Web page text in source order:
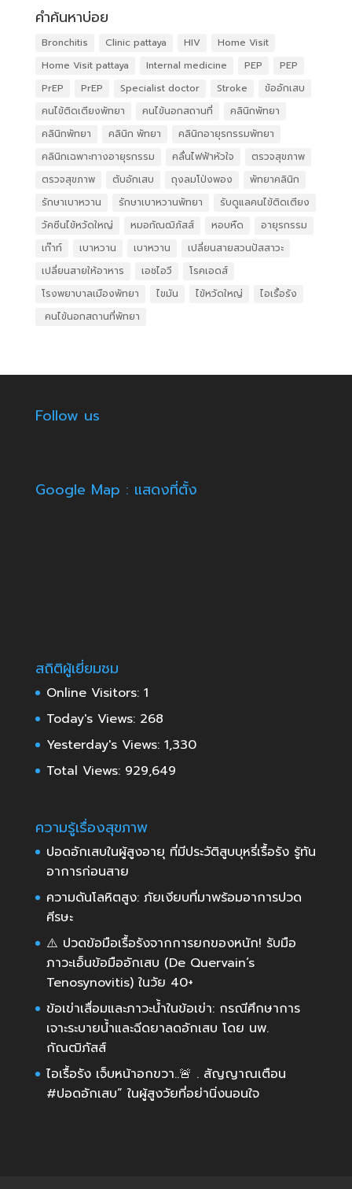
คำค้นหาบ่อย
Bronchitis Clinic pattaya HIV
Home Visit
Home Visit pattaya
Internal medicine PEP
PEP
PrEP
PrEP Specialist doctor Stroke
ข้ออักเสบ
คนไข้ติดเตียงพัทยา
คนไข้นอกสถานที่
คลินิกพัทยา
คลินิกพัทยา
คลินิก พัทยา
คลินิกอายุรกรรมพัทยา
คลินิกเฉพาะทางอายุรกรรม
คลื่นไฟฟ้าหัวใจ
ตรวจสุขภาพ
ตรวจสุขภาพ
ตับอักเสบ ถุงลมโป่งพอง
พัทยาคลินิก
รักษาเบาหวาน
รักษาเบาหวานพัทยา
รับดูแลคนไข้ติดเตียง
วัคซีนไข้หวัดใหญ่
หมอกัณฒิภัสส์ หอบหืด
อายุรกรรม
เก๊าท์
เบาหวาน เบาหวาน
เปลี่ยนสายสวนปัสสาวะ
เปลี่ยนสายให้อาหาร
เอชไอวี
โรคเอดส์
โรงพยาบาลเมืองพัทยา
ไขมัน ไข้หวัดใหญ่
ไอเรื้อรัง
​ คนไข้นอกสถานที่พัทยา
Follow us
Google Map : แสดงที่ตั้ง
สถิติผู้เยี่ยมชม
Online Visitors: 1
Today's Views: 268
Yesterday's Views: 1,330
Total Views: 929,649
ความรู้เรื่องสุขภาพ
ปอดอักเสบในผู้สูงอายุ ที่มีประวัติสูบบุหรี่เรื้อรัง รู้ทัน
อาการก่อนสาย
ความดันโลหิตสูง: ภัยเงียบที่มาพร้อมอาการปวด
ศีรษะ
⚠️ ปวดข้อมือเรื้อรังจากการยกของหนัก! รับมือ
ภาวะเอ็นข้อมืออักเสบ (De Quervain’s
Tenosynovitis) ในวัย 40+
ข้อเข่าเสื่อมและภาวะน้ำในข้อเข่า: กรณีศึกษาการ
เจาะระบายน้ำและฉีดยาลดอักเสบ โดย นพ.
กัณฒิภัสส์
ไอเรื้อรัง เจ็บหน้าอกขวา..🚨 . สัญญาณเตือน
#ปอดอักเสบ” ในผู้สูงวัยที่อย่านิ่งนอนใจ